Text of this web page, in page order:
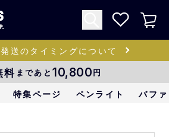
送のタイミングについて
料 まであと 10,800円
特集ページ ペンライト バフ